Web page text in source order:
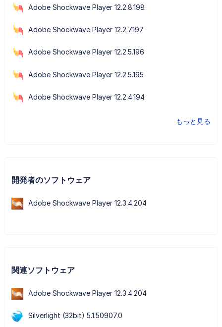
Adobe Shockwave Player 12.2.8.198
Adobe Shockwave Player 12.2.7.197
Adobe Shockwave Player 12.2.5.196
Adobe Shockwave Player 12.2.5.195
Adobe Shockwave Player 12.2.4.194
もっと見る
開発者のソフトウェア
Adobe Shockwave Player 12.3.4.204
関連ソフトウェア
Adobe Shockwave Player 12.3.4.204
Silverlight (32bit) 5.1.50907.0